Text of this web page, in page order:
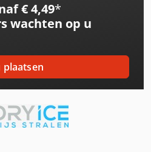
€ 4,49*
wachten op u
plaatsen